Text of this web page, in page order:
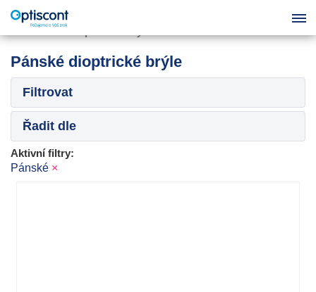
Pánské dioptrické brýle
Filtrovat
Řadit dle
Aktivní filtry:
Pánské ×